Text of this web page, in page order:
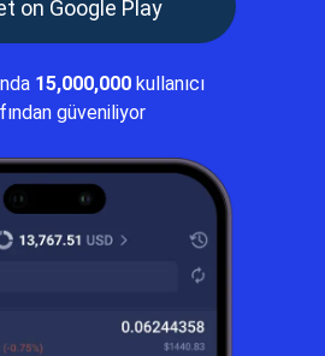
on Google Play
15,000,000kullanıcı
güveniliyor